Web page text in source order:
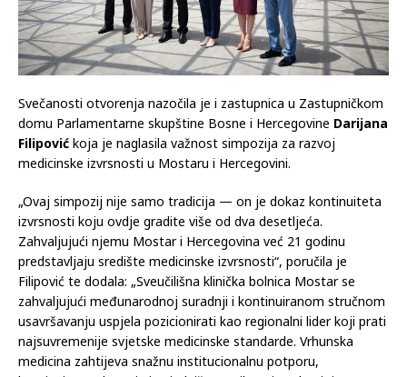
Svečanosti otvorenja nazočila je i zastupnica u Zastupničkom
domu Parlamentarne skupštine Bosne i Hercegovine Darijana
Filipović koja je naglasila važnost simpozija za razvoj
medicinske izvrsnosti u Mostaru i Hercegovini.
„Ovaj simpozij nije samo tradicija — on je dokaz kontinuiteta
izvrsnosti koju ovdje gradite više od dva desetljeća.
Zahvaljujući njemu Mostar i Hercegovina već 21 godinu
predstavljaju središte medicinske izvrsnosti“, poručila je
Filipović te dodala: „Sveučilišna klinička bolnica Mostar se
zahvaljujući međunarodnoj suradnji i kontinuiranom stručnom
usavršavanju uspjela pozicionirati kao regionalni lider koji prati
najsuvremenije svjetske medicinske standarde. Vrhunska
medicina zahtijeva snažnu institucionalnu potporu,